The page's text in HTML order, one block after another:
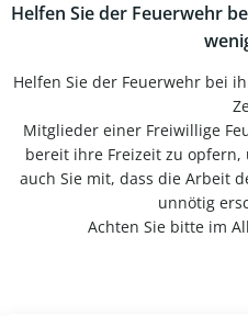
Helfen Sie der Feuerwehr
Helfen Sie der Feuerwehr bei
Mitglieder einer Freiwillige
bereit ihre Freizeit zu
auch Sie mit, dass die Arbeit
unnötig
Achten Sie bitte im